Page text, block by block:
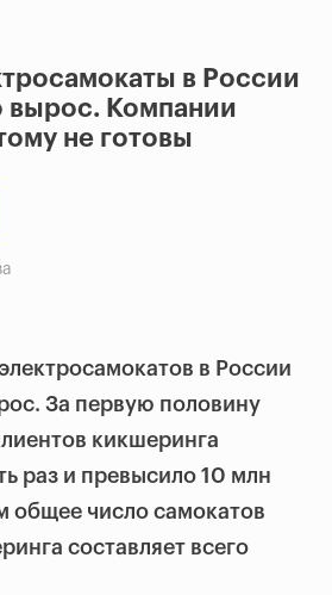
в России
вырос. Компании
не готовы
в России
За первую половину
кикшеринга
раз и превысило 10 млн
общее число самокатов
составляет всего